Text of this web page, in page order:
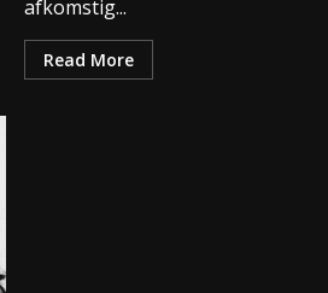
afkomstig...
Read More